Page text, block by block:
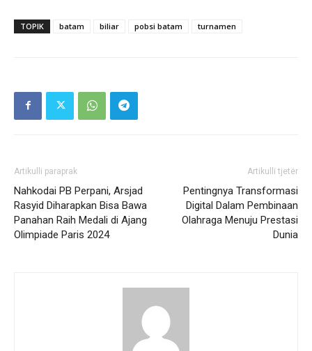
TOPIK batam biliar pobsi batam turnamen
Artikulli paraprak
Nahkodai PB Perpani, Arsjad
Rasyid Diharapkan Bisa Bawa
Panahan Raih Medali di Ajang
Olimpiade Paris 2024
Artikulli tjetër
Pentingnya Transformasi
Digital Dalam Pembinaan
Olahraga Menuju Prestasi
Dunia